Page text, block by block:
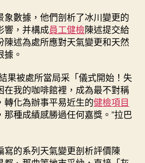
象數據，他們剖析了冰川變更的
響，并構成員工健檢陳述提交給
陳述為處所應對天氣變更和天然
。
果被處所當局采「儀式開始！失
在我的咖啡館裡，成為最不對稱
轉化為辦事平易近生的健檢項目
種成績感勝過任何嘉獎。”拉巴
寫的系列天氣變更剖析評價陳